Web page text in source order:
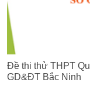
Đề thi thử THPT
GD&ĐT Bắc Ninh